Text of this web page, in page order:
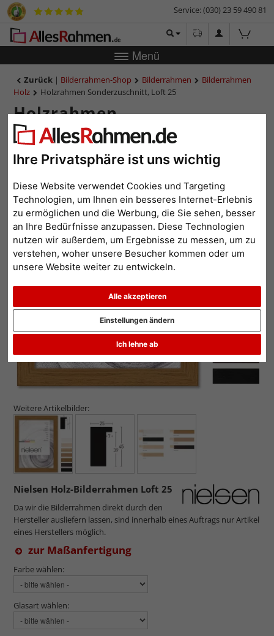
Ihre Privatsphäre ist uns wichtig
Diese Website verwendet Cookies und Targeting
Technologien, um Ihnen ein besseres Internet-Erlebnis
zu ermöglichen und die Werbung, die Sie sehen, besser
an Ihre Bedürfnisse anzupassen. Diese Technologien
nutzen wir außerdem, um Ergebnisse zu messen, um zu
verstehen, woher unsere Besucher kommen oder um
unsere Website weiter zu entwickeln.
Alle akzeptieren
Ich lehne ab
Einstellungen ändern
Service: (030) 23 59 490 81
Menü
Zurück | Bilderrahmen-Shop Bilderrahmen
Bilderrahmen
Holz
Holzrahmen Sonderzuschnitt, Loft 25
Holzrahmen
Sonderzuschnitt, Loft 25
Zurück
Weitere Artikelbilder:
Nielsen Holz-Bilderrahmen Loft 25
Da wir die Bilderrahmen direkt durch den
Hersteller ausliefern lassen, sind innerhalb eines Auftrags nur Artikel
eines Herstellers möglich.
zur Maßanfertigung
Farbe wählen:
Glasart wählen: